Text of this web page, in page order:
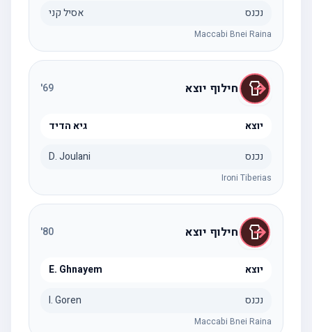
נכנס אסיל קני
Maccabi Bnei Raina
חילוף יוצא 69
'
יוצא גיא הדיד
נכנס D. Joulani
Ironi Tiberias
חילוף יוצא 80
'
יוצא E. Ghnayem
נכנס I. Goren
Maccabi Bnei Raina